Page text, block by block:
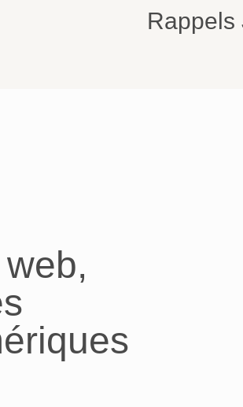
Rappels